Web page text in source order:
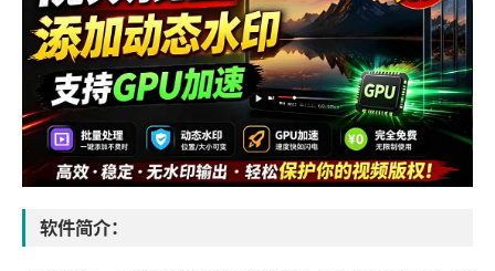
软件简介：